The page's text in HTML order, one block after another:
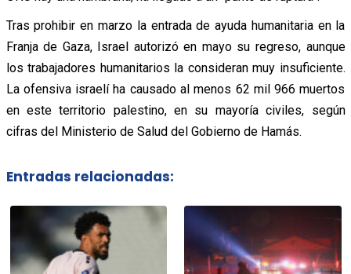
Tras prohibir en marzo la entrada de ayuda humanitaria en la
Franja de Gaza, Israel autorizó en mayo su regreso, aunque
los trabajadores humanitarios la consideran muy insuficiente.
La ofensiva israelí ha causado al menos 62 mil 966 muertos
en este territorio palestino, en su mayoría civiles, según
cifras del Ministerio de Salud del Gobierno de Hamás.
Entradas relacionadas: